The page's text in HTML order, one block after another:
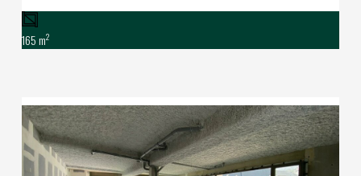
165 m2